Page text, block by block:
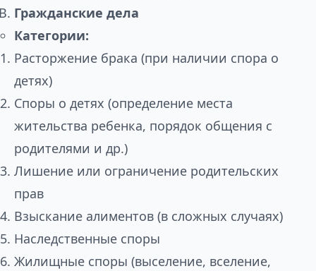
Гражданские дела
Категории:
Расторжение брака (при наличии спора о
детях)
Споры о детях (определение места
жительства ребенка, порядок общения с
родителями и др.)
Лишение или ограничение родительских
прав
Взыскание алиментов (в сложных случаях)
Наследственные споры
Жилищные споры (выселение, вселение,